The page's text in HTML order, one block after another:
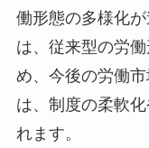
働形態の多様化
は、従来型の労
め、今後の労働
は、制度の柔軟
れます。